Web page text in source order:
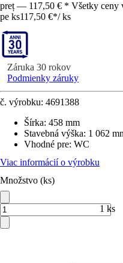
preț — 117,50 € * Všetky ceny
pe ks117,50 €*/ ks
Záruka 30 rokov
Podmienky záruky
č. výrobku: 4691388
Šírka: 458 mm
Stavebná výška: 1 062
Vhodné pre: WC
Viac informácií o výrobku
Množstvo (ks)
1 ks